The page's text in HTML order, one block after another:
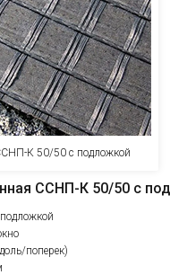
К 50/50 с подложкой
ССНП-К 50/50 с
поперек)